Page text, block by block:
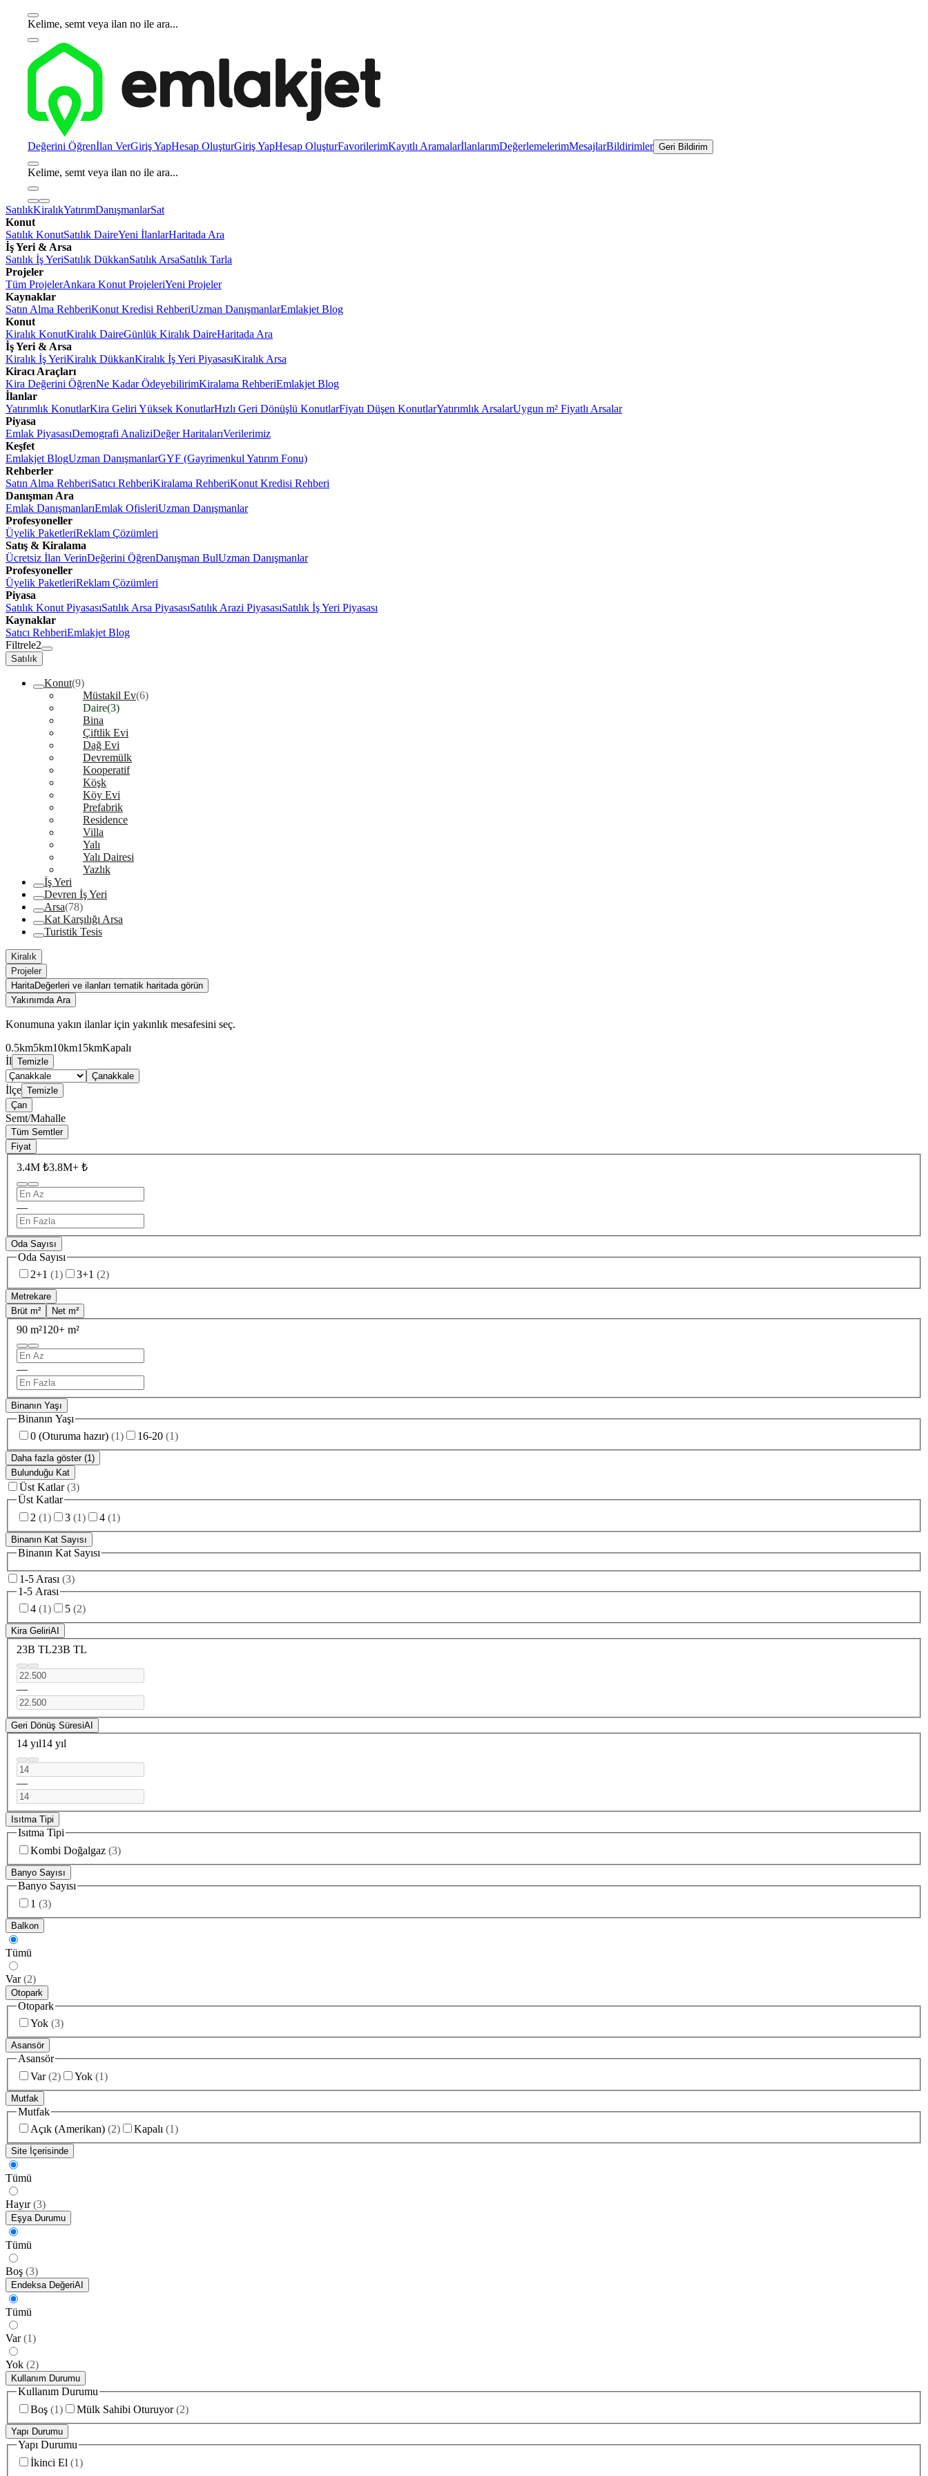
Kelime, semt veya ilan no ile ara...
Değerini Öğrenİlan VerGiriş YapHesap OluşturGiriş YapHesap OluşturFavorilerimKayıtlı AramalarİlanlarımDeğerlemelerimMesajlarBildirimler Geri Bildirim
Kelime, semt veya ilan no ile ara...
SatılıkKiralıkYatırımDanışmanlarSat
Konut
Satılık KonutSatılık DaireYeni İlanlarHaritada Ara
İş Yeri & Arsa
Satılık İş YeriSatılık DükkanSatılık ArsaSatılık Tarla
Projeler
Tüm ProjelerAnkara Konut ProjeleriYeni Projeler
Kaynaklar
Satın Alma RehberiKonut Kredisi RehberiUzman DanışmanlarEmlakjet Blog
Konut
Kiralık KonutKiralık DaireGünlük Kiralık DaireHaritada Ara
İş Yeri & Arsa
Kiralık İş YeriKiralık DükkanKiralık İş Yeri PiyasasıKiralık Arsa
Kiracı Araçları
Kira Değerini ÖğrenNe Kadar ÖdeyebilirimKiralama RehberiEmlakjet Blog
İlanlar
Yatırımlık KonutlarKira Geliri Yüksek KonutlarHızlı Geri Dönüşlü KonutlarFiyatı Düşen KonutlarYatırımlık ArsalarUygun m² Fiyatlı Arsalar
Piyasa
Emlak PiyasasıDemografi AnaliziDeğer HaritalarıVerilerimiz
Keşfet
Emlakjet BlogUzman DanışmanlarGYF (Gayrimenkul Yatırım Fonu)
Rehberler
Satın Alma RehberiSatıcı RehberiKiralama RehberiKonut Kredisi Rehberi
Danışman Ara
Emlak DanışmanlarıEmlak OfisleriUzman Danışmanlar
Profesyoneller
Üyelik PaketleriReklam Çözümleri
Satış & Kiralama
Ücretsiz İlan VerinDeğerini ÖğrenDanışman BulUzman Danışmanlar
Profesyoneller
Üyelik PaketleriReklam Çözümleri
Piyasa
Satılık Konut PiyasasıSatılık Arsa PiyasasıSatılık Arazi PiyasasıSatılık İş Yeri Piyasası
Kaynaklar
Satıcı RehberiEmlakjet Blog
Filtrele2
Satılık
Konut(9)
Müstakil Ev(6)
Daire(3)
Bina
Çiftlik Evi
Dağ Evi
Devremülk
Kooperatif
Köşk
Köy Evi
Prefabrik
Residence
Villa
Yalı
Yalı Dairesi
Yazlık
İş Yeri
Devren İş Yeri
Arsa(78)
Kat Karşılığı Arsa
Turistik Tesis
Kiralık
Projeler
HaritaDeğerleri ve ilanları tematik haritada görün
Yakınımda Ara
Konumuna yakın ilanlar için yakınlık mesafesini seç.
0.5km5km10km15kmKapalı
İl Temizle
Çanakkale
İlçe Temizle
Çan
Semt/Mahalle
Tüm Semtler
Fiyat
3.4M ₺3.8M+ ₺
—
Oda Sayısı
Oda Sayısı
2+1 (1) 3+1 (2)
Metrekare
Brüt m²
Net m²
90 m²120+ m²
—
Binanın Yaşı
Binanın Yaşı
0 (Oturuma hazır) (1) 16-20 (1)
Daha fazla göster (1)
Bulunduğu Kat
Üst Katlar (3)
Üst Katlar
2 (1) 3 (1) 4 (1)
Binanın Kat Sayısı
Binanın Kat Sayısı
1-5 Arası (3)
1-5 Arası
4 (1) 5 (2)
Kira GeliriAI
23B TL23B TL
—
Geri Dönüş SüresiAI
14 yıl14 yıl
—
Isıtma Tipi
Isıtma Tipi
Kombi Doğalgaz (3)
Banyo Sayısı
Banyo Sayısı
1 (3)
Balkon
Tümü
Var (2)
Otopark
Otopark
Yok (3)
Asansör
Asansör
Var (2) Yok (1)
Mutfak
Mutfak
Açık (Amerikan) (2) Kapalı (1)
Site İçerisinde
Tümü
Hayır (3)
Eşya Durumu
Tümü
Boş (3)
Endeksa DeğeriAI
Tümü
Var (1)
Yok (2)
Kullanım Durumu
Kullanım Durumu
Boş (1) Mülk Sahibi Oturuyor (2)
Yapı Durumu
Yapı Durumu
İkinci El (1)